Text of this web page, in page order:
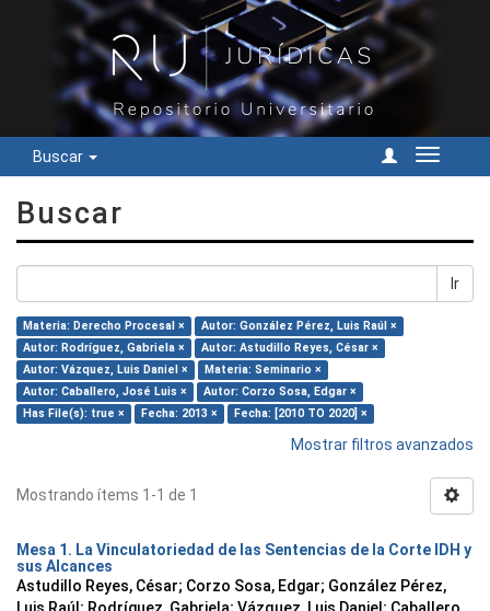
Buscar
Cambiar
Buscar
Ir
Materia: Derecho Procesal ×
Autor: González Pérez, Luis Raúl ×
Autor: Rodríguez, Gabriela ×
Autor: Astudillo Reyes, César ×
Autor: Vázquez, Luis Daniel ×
Materia: Seminario ×
Autor: Caballero, José Luis ×
Autor: Corzo Sosa, Edgar ×
Has File(s): true ×
Fecha: 2013 × Fecha: [2010 TO 2020] ×
Mostrar filtros avanzados
Mostrando ítems 1-1 de 1
Mesa 1. La Vinculatoriedad de las Sentencias de la Corte IDH y
sus Alcances
Astudillo Reyes, César; Corzo Sosa, Edgar; González Pérez,